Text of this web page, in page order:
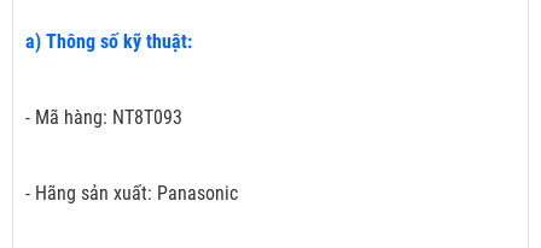
a) Thông số kỹ thuật:
- Mã hàng: NT8T093
- Hãng sản xuất: Panasonic